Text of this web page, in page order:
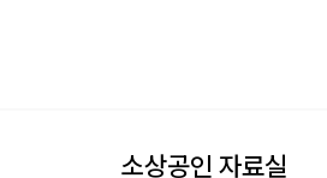
소상공인 자료실